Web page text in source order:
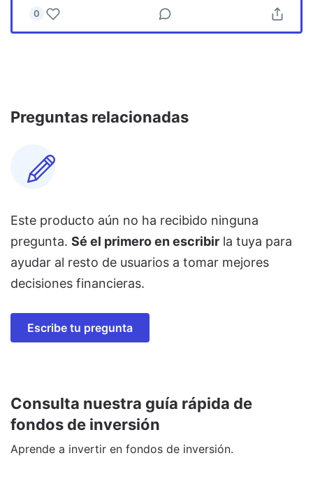
0
Preguntas relacionadas
Este producto aún no ha recibido ninguna
pregunta. Sé el primero en escribir la tuya para
ayudar al resto de usuarios a tomar mejores
decisiones financieras.
Escribe tu pregunta
Consulta nuestra guía rápida de
fondos de inversión
Aprende a invertir en fondos de inversión.